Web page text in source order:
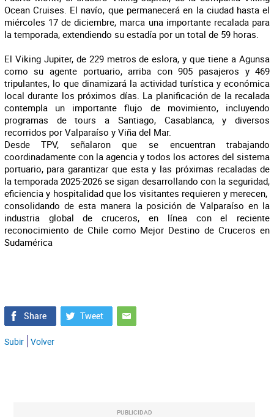
Ocean Cruises. El navío, que permanecerá en la ciudad hasta el
miércoles 17 de diciembre, marca una importante recalada para
la temporada, extendiendo su estadía por un total de 59 horas.
El Viking Jupiter, de 229 metros de eslora, y que tiene a Agunsa
como su agente portuario, arriba con 905 pasajeros y 469
tripulantes, lo que dinamizará la actividad turística y económica
local durante los próximos días. La planificación de la recalada
contempla un importante flujo de movimiento, incluyendo
programas de tours a Santiago, Casablanca, y diversos
recorridos por Valparaíso y Viña del Mar.
Desde TPV, señalaron que se encuentran trabajando
coordinadamente con la agencia y todos los actores del sistema
portuario, para garantizar que esta y las próximas recaladas de
la temporada 2025-2026 se sigan desarrollando con la seguridad,
eficiencia y hospitalidad que los visitantes requieren y merecen,
consolidando de esta manera la posición de Valparaíso en la
industria global de cruceros, en línea con el reciente
reconocimiento de Chile como Mejor Destino de Cruceros en
Sudamérica
Subir Volver
PUBLICIDAD